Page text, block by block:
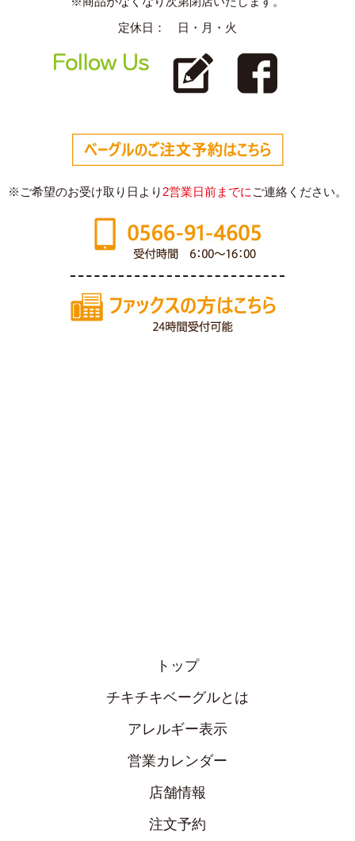
年内は27日（土）が最後の営業日となります。
定休日： 日・月・火
※ご希望のお受け取り日より 2営業日前までに ご連絡ください。
トップ
チキチキベーグルとは
アレルギー表示
営業カレンダー
店舗情報
注文予約